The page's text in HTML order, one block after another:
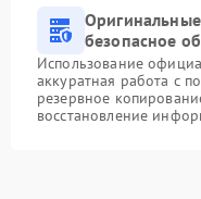
безопасное
Использование
аккуратная работа с
резервное
восстановление